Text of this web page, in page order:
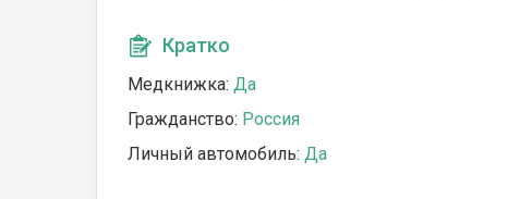
Кратко
Медкнижка: Да
Гражданство: Россия
Личный автомобиль: Да